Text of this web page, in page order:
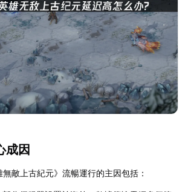
成因
敵上古紀元》流暢運行的主因包括：